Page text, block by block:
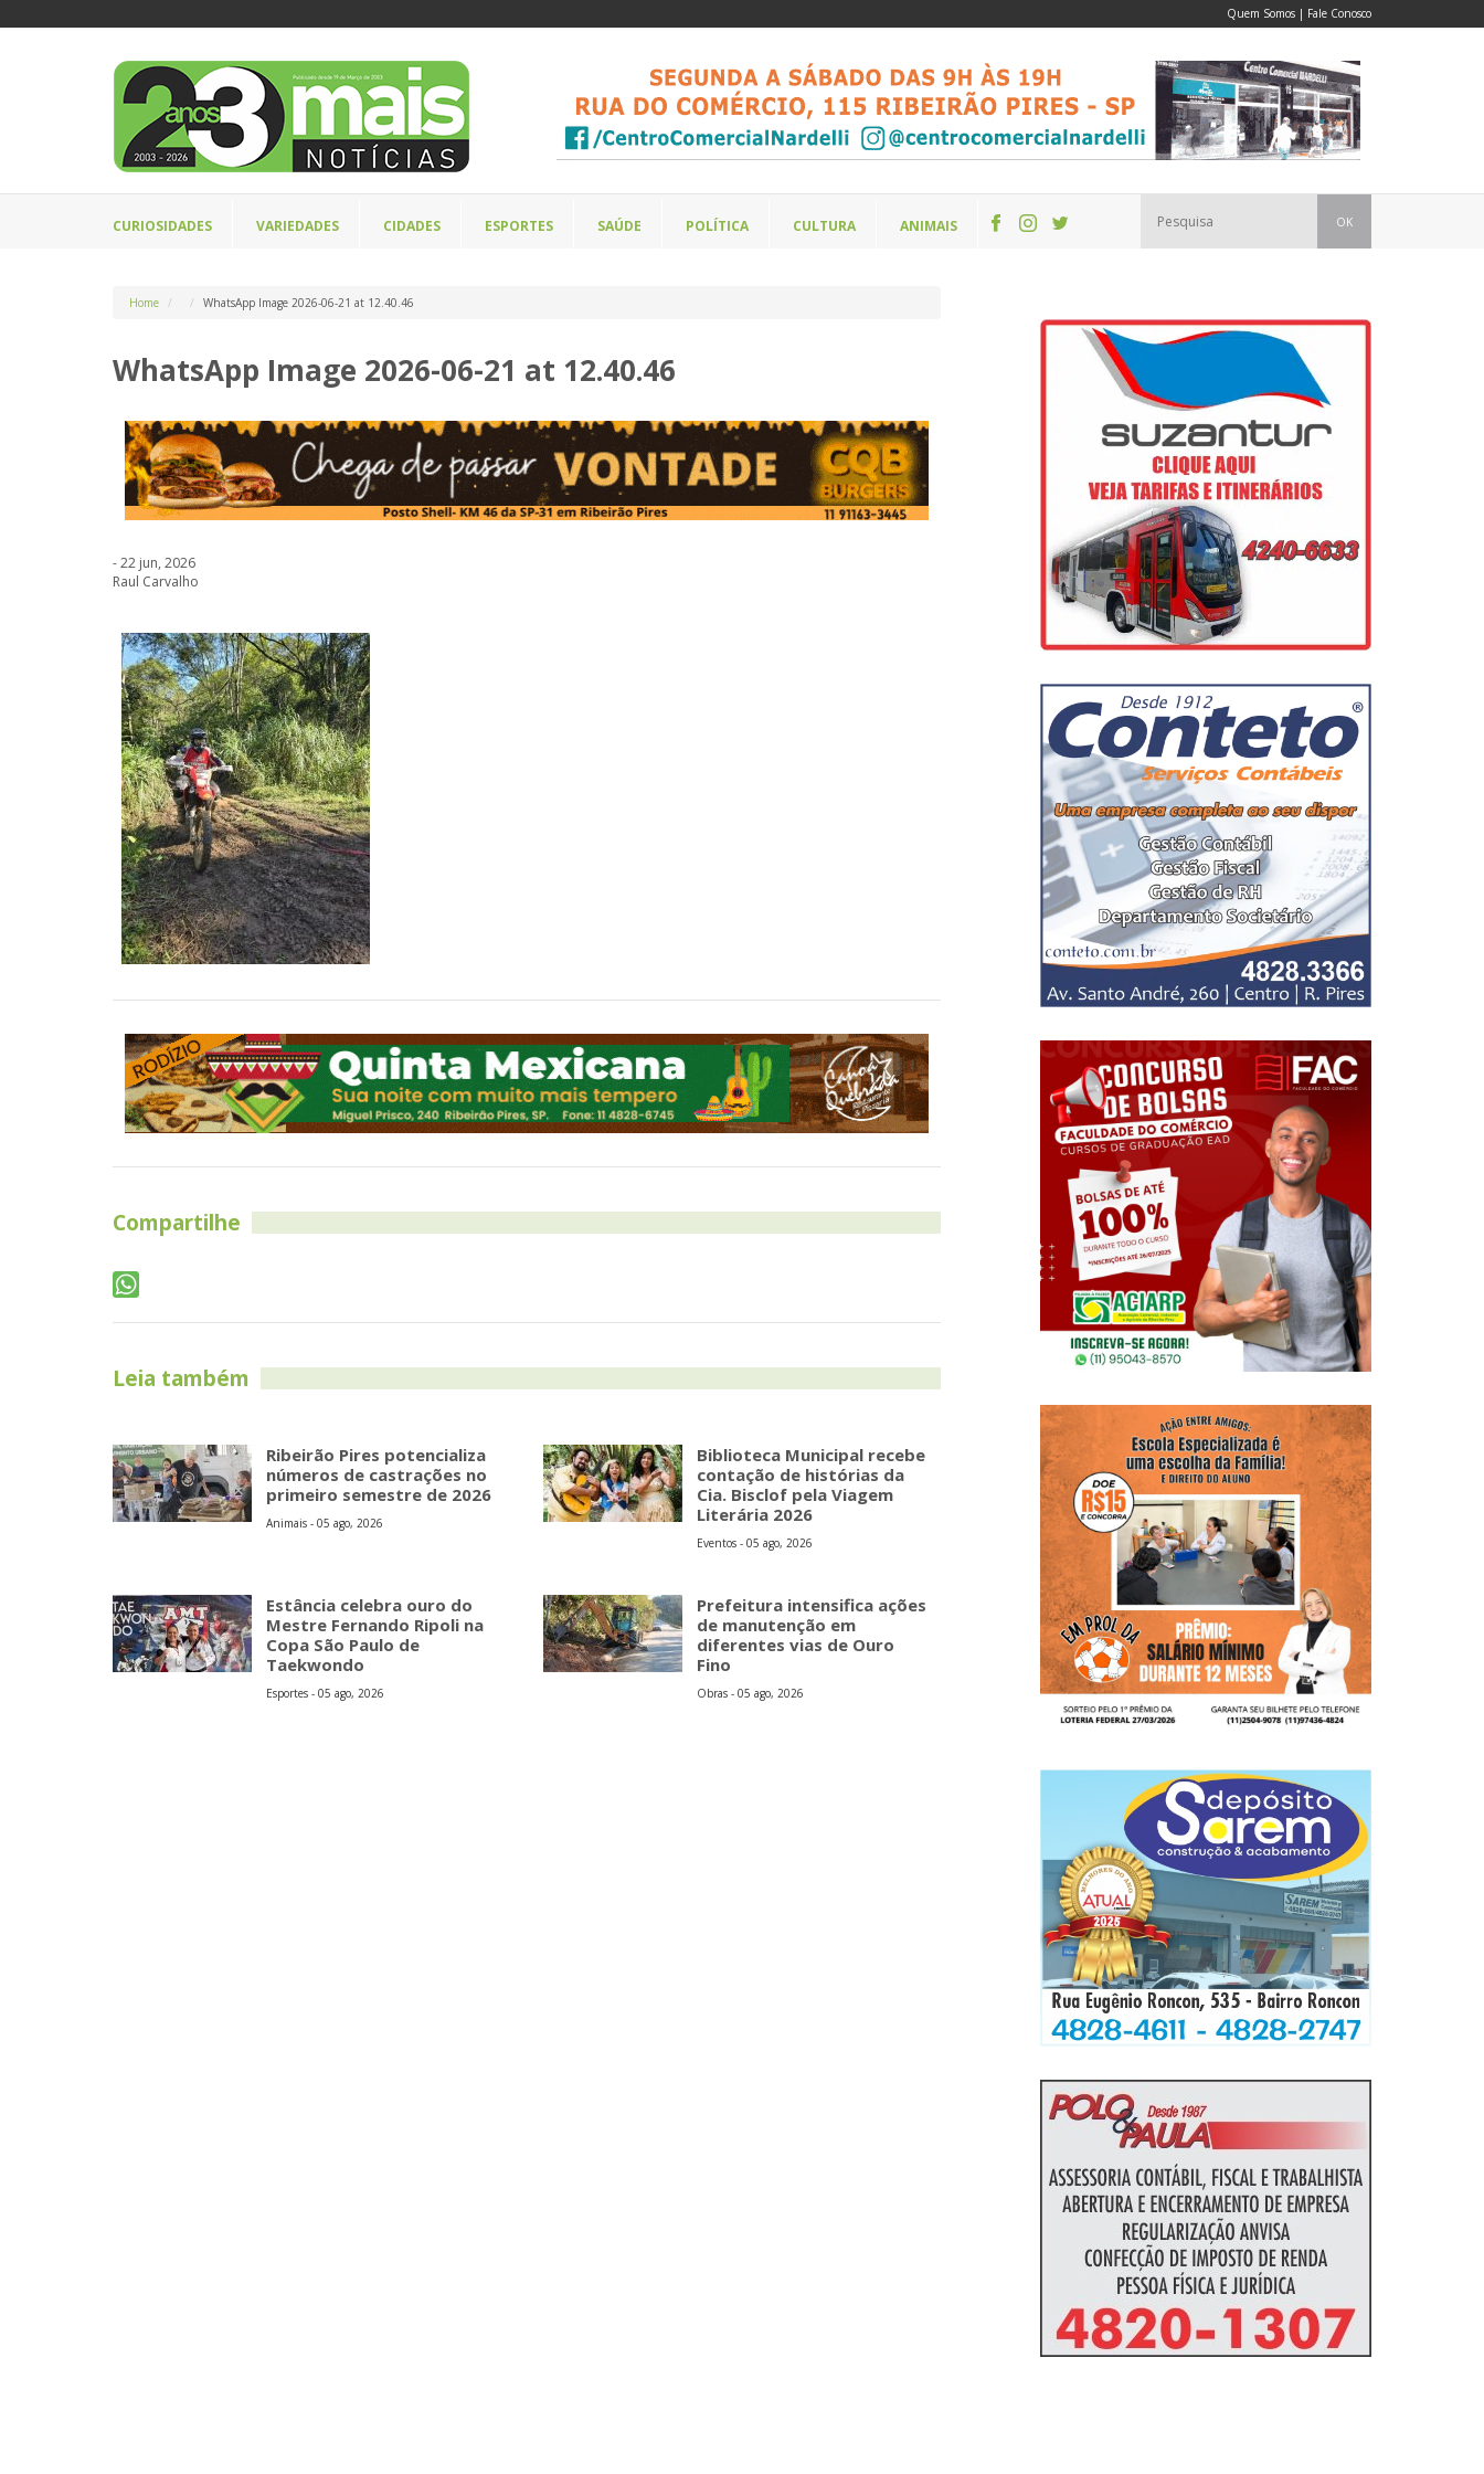
Quem Somos | Fale Conosco
CURIOSIDADES VARIEDADES CIDADES ESPORTES SAÚDE POLÍTICA CULTURA ANIMAIS OK
Home WhatsApp Image 2026-06-21 at 12.40.46
WhatsApp Image 2026-06-21 at 12.40.46
- 22 jun, 2026
Raul Carvalho
Compartilhe
Leia também
Ribeirão Pires potencializa
números de castrações no
primeiro semestre de 2026
Animais - 05 ago, 2026
Biblioteca Municipal recebe
contação de histórias da
Cia. Bisclof pela Viagem
Literária 2026
Eventos - 05 ago, 2026
Estância celebra ouro do
Mestre Fernando Ripoli na
Copa São Paulo de
Taekwondo
Esportes - 05 ago, 2026
Prefeitura intensifica ações
de manutenção em
diferentes vias de Ouro
Fino
Obras - 05 ago, 2026